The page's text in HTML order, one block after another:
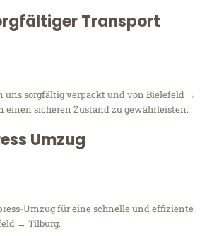
Transport
uns sorgfältig verpackt und von Bielefeld →
einen sicheren Zustand zu gewährleisten.
Umzug
Umzug für eine schnelle und effiziente
→ Tilburg.